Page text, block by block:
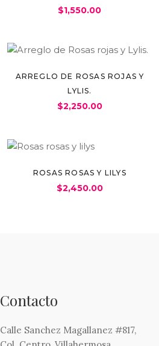
$1,550.00
ARREGLO DE ROSAS ROJAS Y
LYLIS.
$2,250.00
ROSAS ROSAS Y LILYS
$2,450.00
Contacto
Calle Sanchez Magallanez #817,